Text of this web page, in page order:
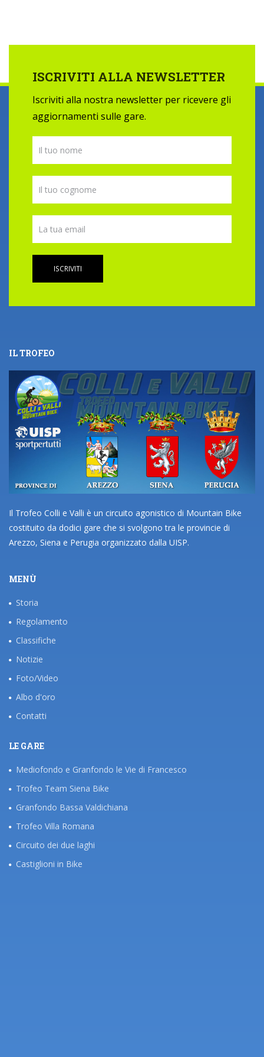
ISCRIVITI ALLA NEWSLETTER
Iscriviti alla nostra newsletter per ricevere gli
aggiornamenti sulle gare.
ISCRIVITI
IL TROFEO
Il Trofeo Colli e Valli è un circuito agonistico di Mountain Bike
costituito da dodici gare che si svolgono tra le provincie di
Arezzo, Siena e Perugia organizzato dalla UISP.
MENÙ
Storia
Regolamento
Classifiche
Notizie
Foto/Video
Albo d'oro
Contatti
LE GARE
Mediofondo e Granfondo le Vie di Francesco
Trofeo Team Siena Bike
Granfondo Bassa Valdichiana
Trofeo Villa Romana
Circuito dei due laghi
Castiglioni in Bike